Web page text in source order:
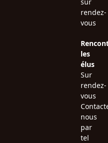
rendez-
vous
les
élus
Sur
rendez-
vous
nous
par
tel